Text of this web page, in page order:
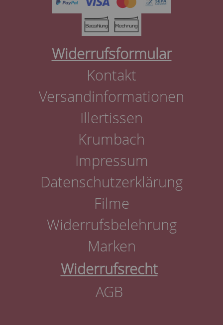
Widerrufsformular
Kontakt
Versandinformationen
Illertissen
Krumbach
Impressum
Datenschutzerklärung
Filme
Widerrufsbelehrung
Marken
Widerrufsrecht
AGB